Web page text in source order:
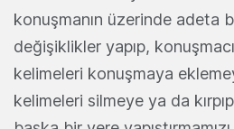
konuşmanın üzerinde adeta
değişiklikler yapıp,
kelimeleri konuşmaya
kelimeleri silmeye ya da